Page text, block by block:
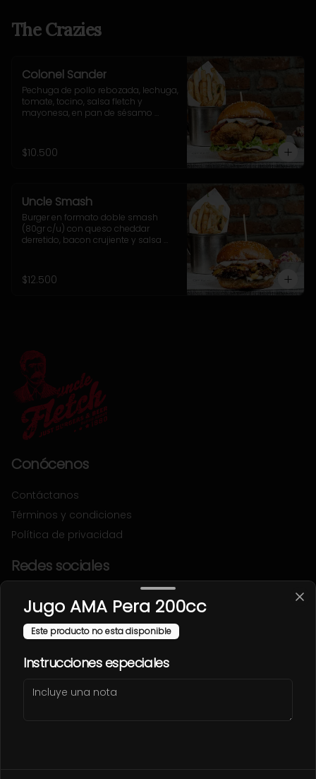
The Crazies
Colonel Sander
Pechuga de pollo rebozada, lechuga,
tomate, tocino, salsa fletch y
mayonesa, en pan de sésamo
$10.500
Uncle Smash
Burger en formato doble smash
(80gr c/u) con queso cheddar
derretido, bacon crujiente y salsa
acompañamiento a elección.
$12.500
Conócenos
Contáctanos
Términos y condiciones
Política de privacidad
Redes sociales
Instagram
Facebook
Mi cuenta
Jugo AMA Pera 200cc
Este producto no esta disponible
Instrucciones especiales